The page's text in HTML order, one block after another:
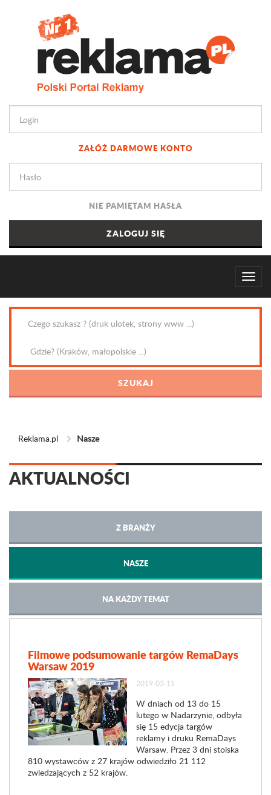
ZAŁÓŻ DARMOWE KONTO
NIE PAMIĘTAM HASŁA
Reklama.pl Nasze
AKTUALNOŚCI
Z BRANŻY
NASZE
NA KAŻDY TEMAT
Filmowe podsumowanie targów RemaDays
Warsaw 2019
2019-03-11
W dniach od 13 do 15
lutego w Nadarzynie, odbyła
się 15 edycja targów
reklamy i druku RemaDays
Warsaw. Przez 3 dni stoiska
810 wystawców z 27 krajów odwiedziło 21 112
zwiedzających z 52 krajów.